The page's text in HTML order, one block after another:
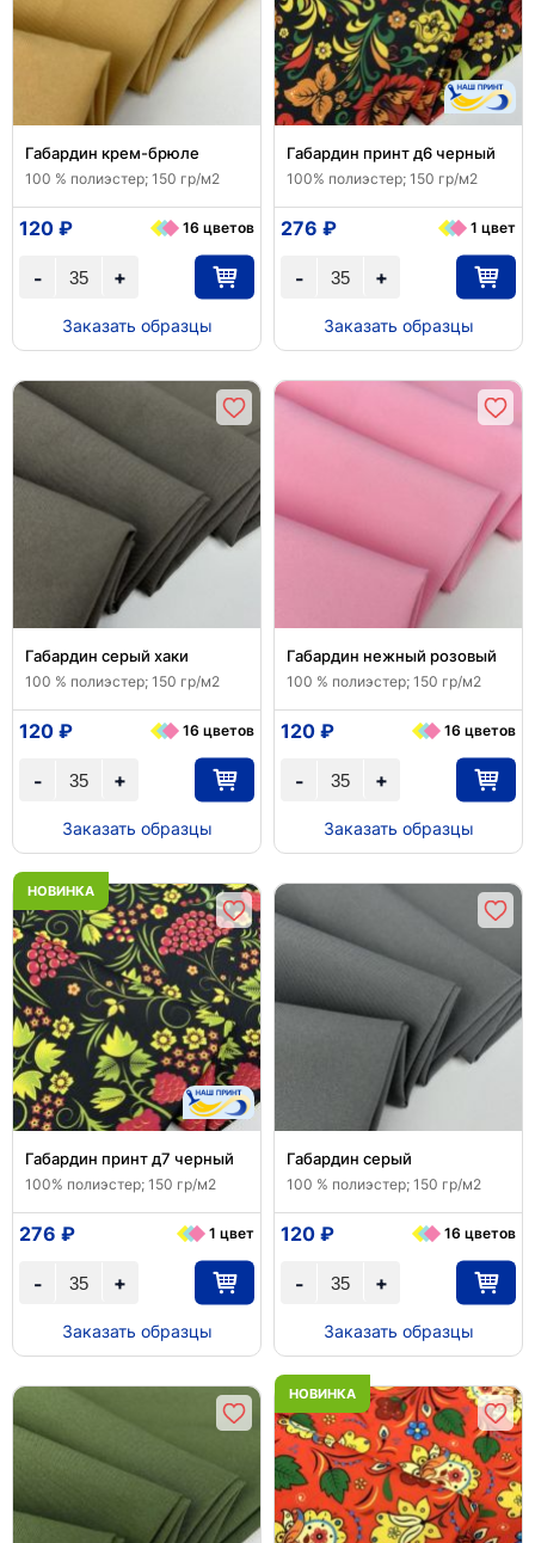
Габардин крем-брюле
100 % полиэстер; 150 гр/м2
+
-
120 ₽ 16 цветов
Заказать образцы
Габардин принт д6 черный
100% полиэстер; 150 гр/м2
+
-
276 ₽ 1 цвет
Заказать образцы
Габардин серый хаки
100 % полиэстер; 150 гр/м2
+
-
120 ₽ 16 цветов
Заказать образцы
Габардин нежный розовый
100 % полиэстер; 150 гр/м2
+
-
120 ₽ 16 цветов
Заказать образцы
НОВИНКА
Габардин принт д7 черный
100% полиэстер; 150 гр/м2
+
-
276 ₽ 1 цвет
Заказать образцы
Габардин серый
100 % полиэстер; 150 гр/м2
+
-
120 ₽ 16 цветов
Заказать образцы
НОВИНКА